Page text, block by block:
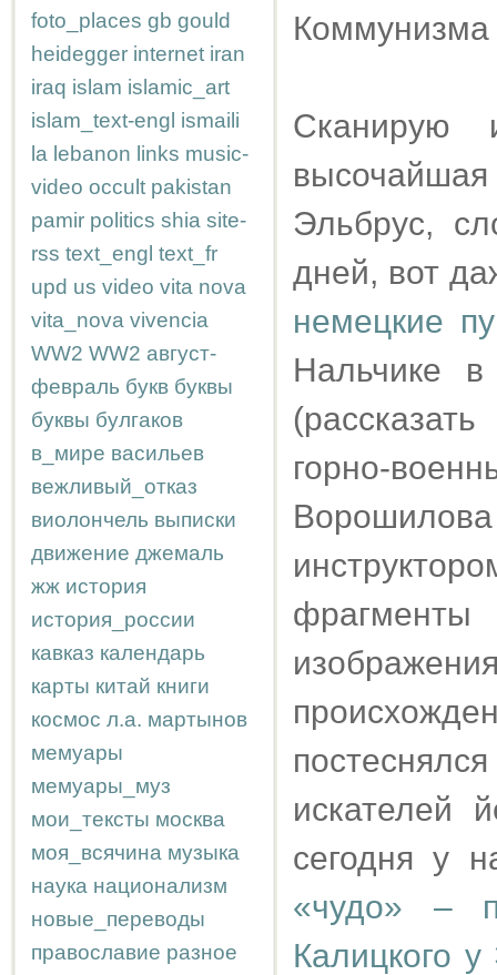
foto_places gb gould
heidegger internet iran
iraq islam islamic_art
islam_text-engl ismaili
la lebanon links music-
video occult pakistan
pamir politics shia site-
rss text_engl text_fr
upd us video vita nova
vita_nova vivencia
WW2 WW2 август-
февраль букв буквы
буквы булгаков
в_мире васильев
вежливый_отказ
виолончель выписки
движение джемаль
жж история
история_россии
кавказ календарь
карты китай книги
космос л.а. мартынов
мемуары
мемуары_муз
мои_тексты москва
моя_всячина музыка
наука национализм
новые_переводы
православие разное
Сканирую
Эльбрус,
дней, вот
немецкие
Нальчике
горно-
искателей
сегодня у
«чудо» –
Калицкого